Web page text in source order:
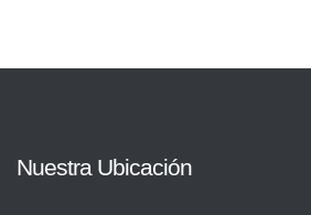
Nuestra Ubicación